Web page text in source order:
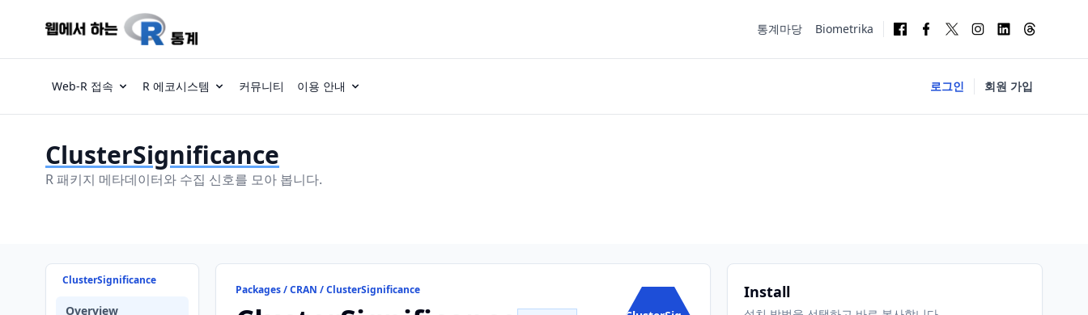
통계마당 Biometrika
Web-R 접속 R 에코시스템 커뮤니티 이용 안내 로그인 회원 가입
ClusterSignificance
R 패키지 메타데이터와 수집 신호를 모아 봅니다.
ClusterSignificance
Overview
Packages / CRAN / ClusterSignificance Install